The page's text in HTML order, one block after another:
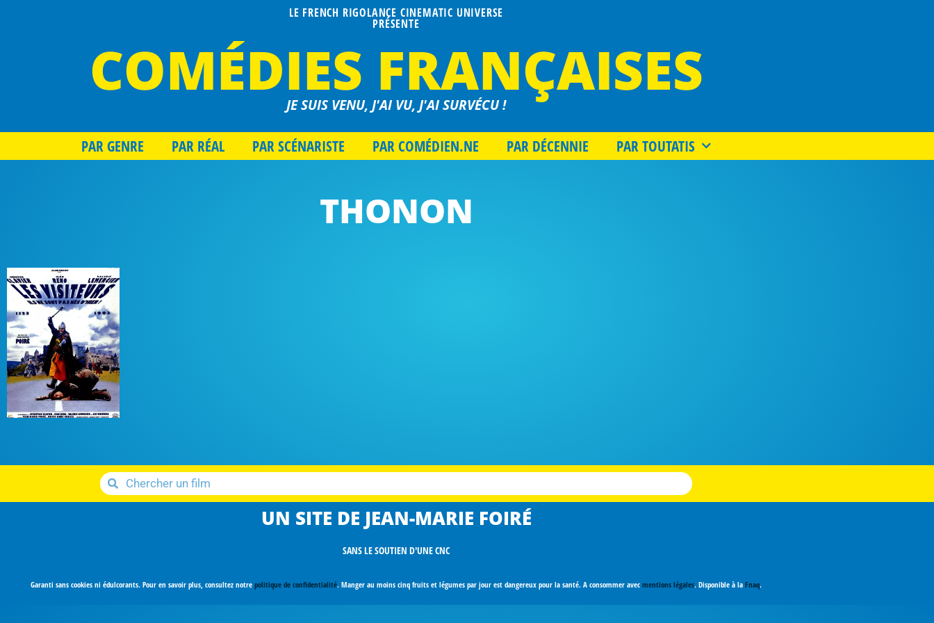
LE FRENCH RIGOLANCE CINEMATIC UNIVERSE
PRÉSENTE
COMÉDIES FRANÇAISES
JE SUIS VENU, J'AI VU, J'AI SURVÉCU !
PAR GENRE PAR RÉAL PAR SCÉNARISTE PAR COMÉDIEN.NE PAR DÉCENNIE PAR TOUTATIS
THONON
UN SITE DE JEAN-MARIE FOIRÉ
SANS LE SOUTIEN D'UNE CNC
Garanti sans cookies ni édulcorants. Pour en savoir plus, consultez notre politique de confidentialité. Manger au moins cinq fruits et légumes par jour est dangereux pour la santé. A consommer avec mentions légales. Disponible à la Fnaq.